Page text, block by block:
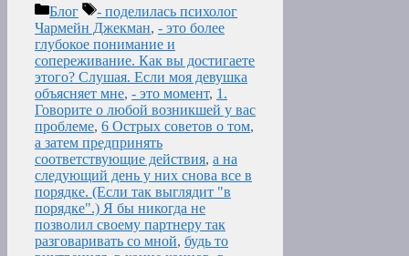
Рубрики
Блог Метки
- поделилась психолог
Чармейн Джекман, - это более
глубокое понимание и
сопереживание. Как вы достигаете
этого? Слушая. Если моя девушка
объясняет мне, - это момент, 1.
Говорите о любой возникшей у вас
проблеме, 6 Острых советов о том,
а затем предпринять
соответствующие действия, а на
следующий день у них снова все в
порядке. (Если так выглядит "в
порядке".) Я бы никогда не
позволил своему партнеру так
разговаривать со мной, будь то